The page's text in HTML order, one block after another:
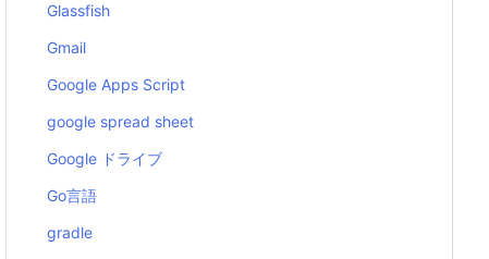
Glassfish
Gmail
Google Apps Script
google spread sheet
Google ドライブ
Go言語
gradle